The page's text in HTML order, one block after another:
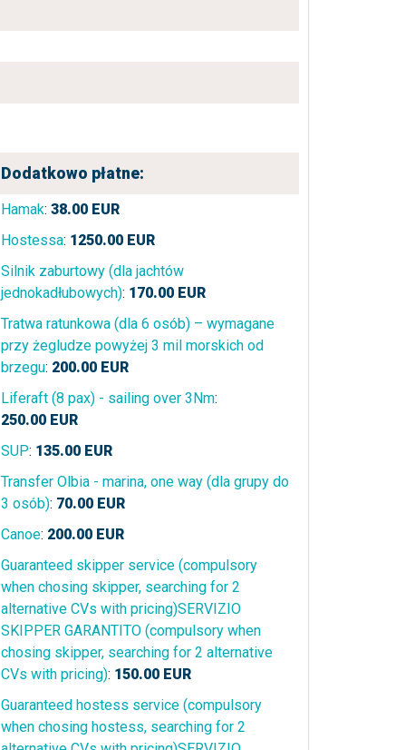
Dodatkowo płatne:
Hamak: 38.00 EUR
Hostessa: 1250.00 EUR
Silnik zaburtowy (dla jachtów
jednokadłubowych): 170.00 EUR
Tratwa ratunkowa (dla 6 osób) – wymagane
przy żegludze powyżej 3 mil morskich od
brzegu: 200.00 EUR
Liferaft (8 pax) - sailing over 3Nm:
250.00 EUR
SUP: 135.00 EUR
Transfer Olbia - marina, one way (dla grupy do
3 osób): 70.00 EUR
Canoe: 200.00 EUR
Guaranteed skipper service (compulsory
when chosing skipper, searching for 2
alternative CVs with pricing)SERVIZIO
SKIPPER GARANTITO (compulsory when
chosing skipper, searching for 2 alternative
CVs with pricing): 150.00 EUR
Guaranteed hostess service (compulsory
when chosing hostess, searching for 2